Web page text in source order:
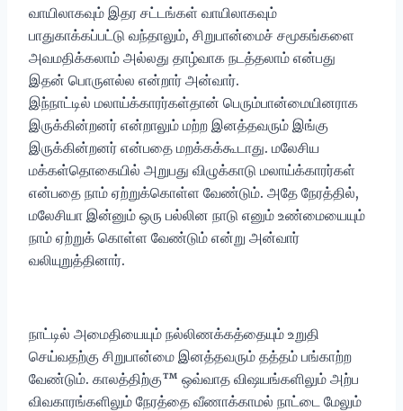
வாயிலாகவும் இதர சட்டங்கள் வாயிலாகவும்
பாதுகாக்கப்பட்டு வந்தாலும், சிறுபான்மைச் சமூகங்களை
அவமதிக்கலாம் அல்லது தாழ்வாக நடத்தலாம் என்பது
இதன் பொருளல்ல என்றார் அன்வார்.
இந்நாட்டில் மலாய்க்காரர்கள்தான் பெரும்பான்மையினராக
இருக்கின்றனர் என்றாலும் மற்ற இனத்தவரும் இங்கு
இருக்கின்றனர் என்பதை மறக்கக்கூடாது. மலேசிய
மக்கள்தொகையில் அறுபது விழுக்காடு மலாய்க்காரர்கள்
என்பதை நாம் ஏற்றுக்கொள்ள வேண்டும். அதே நேரத்தில்,
மலேசியா இன்னும் ஒரு பல்லின நாடு எனும் உண்மையையும்
நாம் ஏற்றுக் கொள்ள வேண்டும் என்று அன்வார்
வலியுறுத்தினார்.
நாட்டில் அமைதியையும் நல்லிணக்கத்தையும் உறுதி
செய்வதற்கு சிறுபான்மை இனத்தவரும் தத்தம் பங்காற்ற
வேண்டும். காலத்திற்கு™ ஒவ்வாத விஷயங்களிலும் அற்ப
விவகாரங்களிலும் நேரத்தை வீணாக்காமல் நாட்டை மேலும்